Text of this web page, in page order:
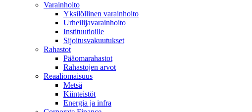
Varainhoito
Yksilöllinen varainhoito
Urheilijavarainhoito
Instituutioille
Sijoitusvakuutukset
Rahastot
Pääomarahastot
Rahastojen arvot
Reaaliomaisuus
Metsä
Kiinteistöt
Energia ja infra